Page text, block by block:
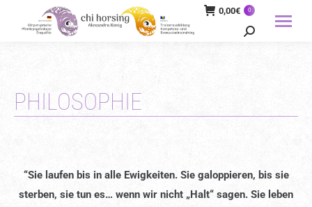
0,00€ 0
Search:
PHILOSOPHIE
“Sie laufen bis in alle Ewigkeiten. Sie galoppieren, bis sie
sterben, sie tun es… wenn wir nicht „Halt“ sagen. Sie leben